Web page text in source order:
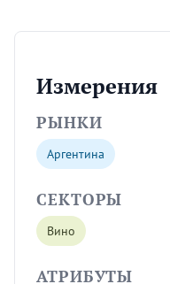
Измерения
РЫНКИ
Аргентина
СЕКТОРЫ
Вино
АТРИБУТЫ